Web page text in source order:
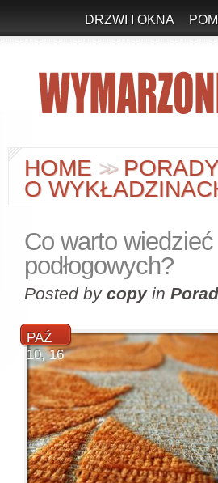
DRZWI I OKNA
HOME >> PORADY
O
Co warto
podłogowych?
Posted by copyin
PAŹ
10, 16